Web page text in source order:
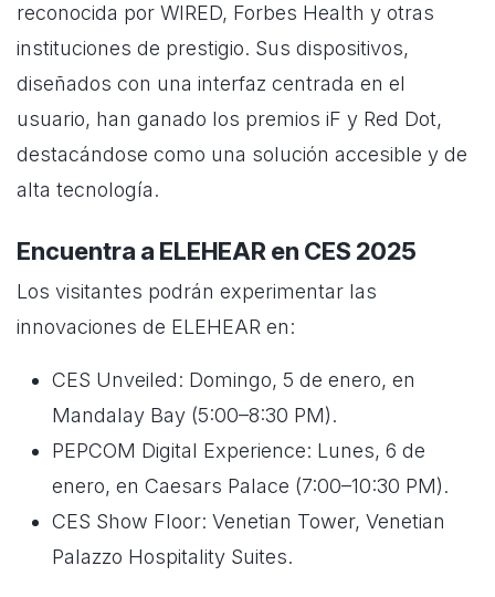
reconocida por WIRED, Forbes Health y otras
instituciones de prestigio. Sus dispositivos,
diseñados con una interfaz centrada en el
usuario, han ganado los premios iF y Red Dot,
destacándose como una solución accesible y de
alta tecnología.
Encuentra a ELEHEAR en CES 2025
Los visitantes podrán experimentar las
innovaciones de ELEHEAR en:
CES Unveiled: Domingo, 5 de enero, en
Mandalay Bay (5:00–8:30 PM).
PEPCOM Digital Experience: Lunes, 6 de
enero, en Caesars Palace (7:00–10:30 PM).
CES Show Floor: Venetian Tower, Venetian
Palazzo Hospitality Suites.